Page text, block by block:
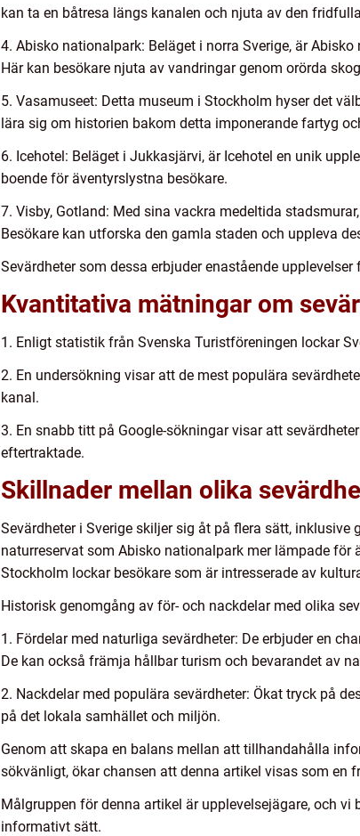
kan ta en båtresa längs kanalen och njuta av den
4. Abisko nationalpark: Beläget i norra Sverige, är
Här kan besökare njuta av vandringar genom orörda
5. Vasamuseet: Detta museum i Stockholm hyser det
lära sig om historien bakom detta imponerande fartyg
6. Icehotel: Beläget i Jukkasjärvi, är Icehotel en unik
boende för äventyrslystna besökare.
7. Visby, Gotland: Med sina vackra medeltida
Besökare kan utforska den gamla staden och uppleva
Sevärdheter som dessa erbjuder enastående
Kvantitativa mätningar om
1. Enligt statistik från Svenska Turistföreningen lockar
2. En undersökning visar att de mest populära
kanal.
3. En snabb titt på Google-sökningar visar att
eftertraktade.
Skillnader mellan olika
Sevärdheter i Sverige skiljer sig åt på flera sätt,
naturreservat som Abisko nationalpark mer lämpade
Stockholm lockar besökare som är intresserade av
Historisk genomgång av för- och nackdelar med olika
1. Fördelar med naturliga sevärdheter: De erbjuder en
De kan också främja hållbar turism och bevarandet av
2. Nackdelar med populära sevärdheter: Ökat tryck på
på det lokala samhället och miljön.
Genom att skapa en balans mellan att tillhandahålla
sökvänligt, ökar chansen att denna artikel visas som en
Målgruppen för denna artikel är upplevelsejägare, och
informativt sätt.